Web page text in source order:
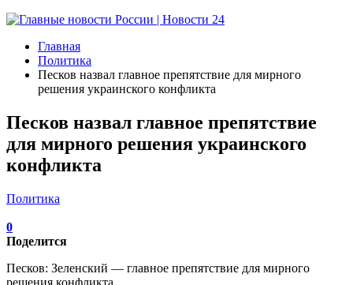
Главная
Политика
Песков назвал главное препятствие для мирного
решения украинского конфликта
Песков назвал главное препятствие
для мирного решения украинского
конфликта
Политика
0
Поделится
Песков: Зеленский — главное препятствие для мирного
решения конфликта